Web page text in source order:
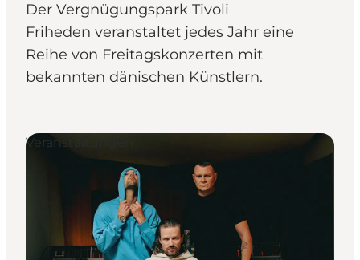
Transport
Der Vergnügungspark Tivoli
Friheden veranstaltet jedes Jahr eine
Reihe von Freitagskonzerten mit
bekannten dänischen Künstlern.
Veranstaltungen